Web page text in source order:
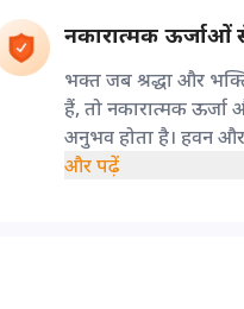
नकारात्मक ऊर्जाओं
भक्त जब श्रद्धा और
हैं, तो नकारात्मक
अनुभव होता है। हवन
एक दिव्य सुरक्षा कवच
और पढ़ें